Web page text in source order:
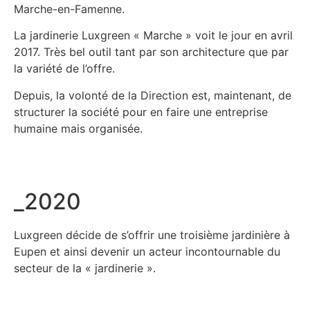
Marche-en-Famenne.
La jardinerie Luxgreen « Marche » voit le jour en avril
2017. Très bel outil tant par son architecture que par
la variété de l’offre.
Depuis, la volonté de la Direction est, maintenant, de
structurer la société pour en faire une entreprise
humaine mais organisée.
_2020
Luxgreen décide de s’offrir une troisième jardinière à
Eupen et ainsi devenir un acteur incontournable du
secteur de la « jardinerie ».